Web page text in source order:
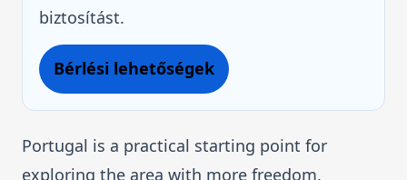
biztosítást.
Bérlési lehetőségek
Portugal is a practical starting point for
exploring the area with more freedom,